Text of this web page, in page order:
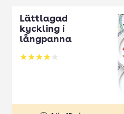
Lättlagad
kyckling i
långpanna
Betyg: 3.95 av 5